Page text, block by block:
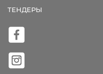
ТЕНДЕРЫ